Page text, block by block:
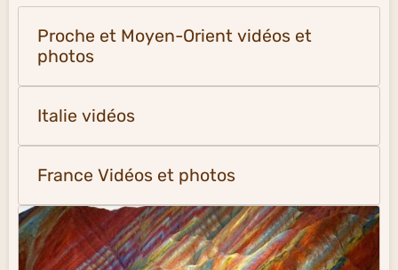
Proche et Moyen-Orient vidéos et
photos
Italie vidéos
France Vidéos et photos